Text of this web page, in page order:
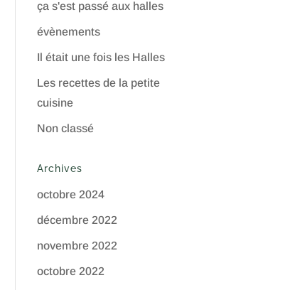
ça s'est passé aux halles
évènements
Il était une fois les Halles
Les recettes de la petite
cuisine
Non classé
Archives
octobre 2024
décembre 2022
novembre 2022
octobre 2022